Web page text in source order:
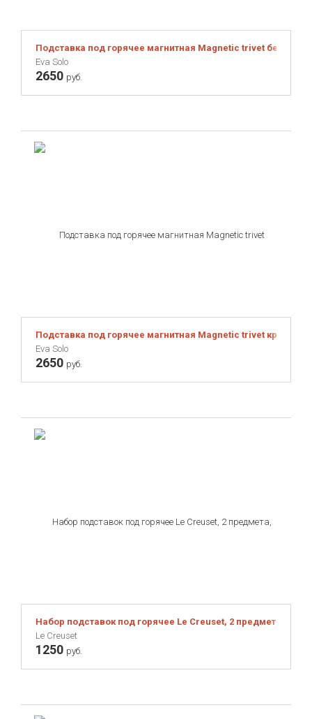
Подставка под горячее магнитная Magnetic trivet белая
Eva Solo
2650 руб.
Подставка под горячее магнитная Magnetic trivet красная
Eva Solo
2650 руб.
Набор подставок под горячее Le Creuset, 2 предмета,
Le Creuset
1250 руб.